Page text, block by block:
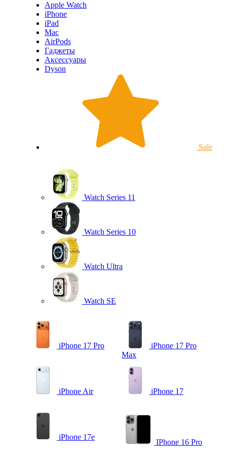
Apple Watch
iPhone
iPad
Mac
AirPods
Гаджеты
Аксессуары
Dyson
Sale
Watch Series 11
Watch Series 10
Watch Ultra
Watch SE
iPhone 17 Pro
iPhone 17 Pro
Max
iPhone Air iPhone 17
iPhone 17e
IPhone 16 Pro